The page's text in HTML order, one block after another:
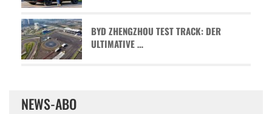
BYD ZHENGZHOU TEST TRACK: DER
ULTIMATIVE …
NEWS-ABO